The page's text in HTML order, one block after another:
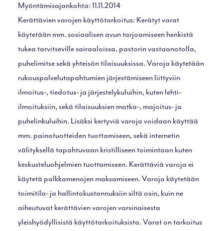
Myöntämisajankohta: 11.11.2014
Kerättävien varojen käyttötarkoitus: Kerätyt varat
käytetään mm. sosiaalisen avun tarjoamiseen henkistä
tukea tarvitseville sairaaloissa, pastorin vastaanotolla,
puhelimitse sekä yhteisön tilaisuuksissa. Varoja käytetään
rukouspalvelutapahtumien järjestämiseen liittyviin
ilmoitus-, tiedotus- ja järjestelykuluihin, kuten lehti-
ilmoituksiin, sekä tilaisuuksien matka-, majoitus- ja
puhelinkuluihin. Lisäksi kertyviä varoja voidaan käyttää
mm. painotuotteiden tuottamiseen, sekä internetin
välityksellä tapahtuvaan kristilliseen toimintaan kuten
keskusteluohjelmien tuottamiseen. Kerättäviä varoja ei
käytetä palkkamenojen maksamiseen. Varoja käytetään
toimitila- ja hallintokustannuksiin siltä osin, kuin ne
aiheutuvat kerättävien varojen varsinaisesta
yleishyödyllisistä käyttötarkoituksista. Varat on tarkoitus